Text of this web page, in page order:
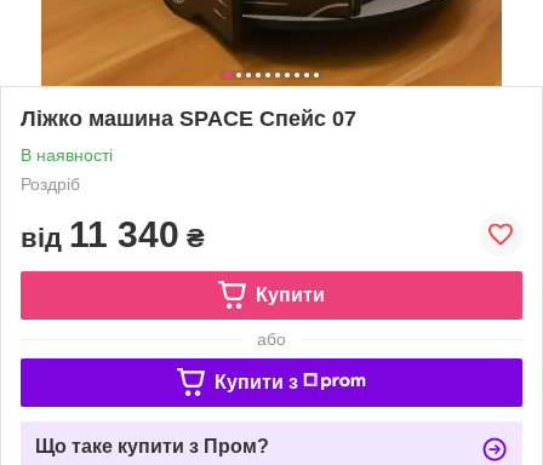
Ліжко машина SPACE Спейс 07
В наявності
Роздріб
від 11 340 ₴
Купити
або
Купити з
Що таке купити з Пром?